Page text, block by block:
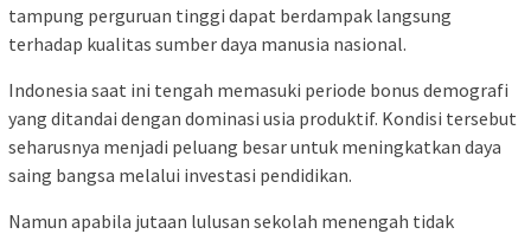
tampung perguruan tinggi dapat berdampak langsung
terhadap kualitas sumber daya manusia nasional.
Indonesia saat ini tengah memasuki periode bonus demografi
yang ditandai dengan dominasi usia produktif. Kondisi tersebut
seharusnya menjadi peluang besar untuk meningkatkan daya
saing bangsa melalui investasi pendidikan.
Namun apabila jutaan lulusan sekolah menengah tidak